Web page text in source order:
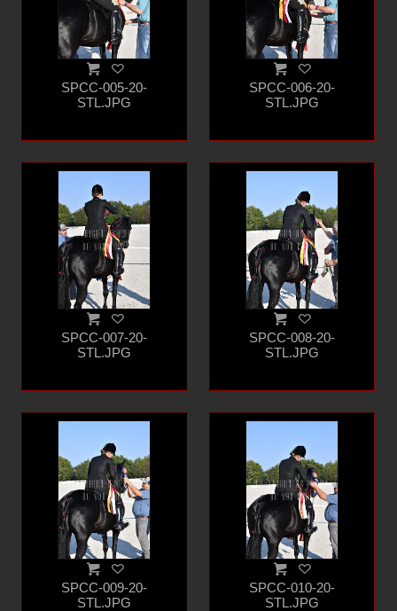
SPCC-005-20-
STL.JPG
SPCC-006-20-
STL.JPG
SPCC-007-20-
STL.JPG
SPCC-008-20-
STL.JPG
SPCC-009-20-
STL.JPG
SPCC-010-20-
STL.JPG